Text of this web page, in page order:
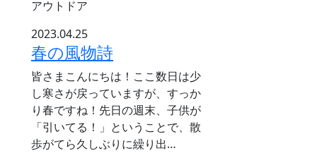
アウトドア
2023.04.25
春の風物詩
皆さまこんにちは！ここ数日は少
し寒さが戻っていますが、すっか
り春ですね！先日の週末、子供が
「引いてる！」ということで、散
歩がてら久しぶりに繰り出…